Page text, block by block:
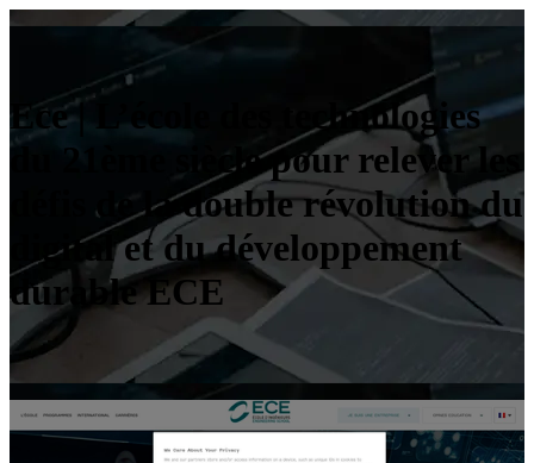
Ece | L’école des technolo­gies
du 21ème siècle pour relever les
défis de la double révolution du
digital et du dévelop­pe­ment
durable ECE